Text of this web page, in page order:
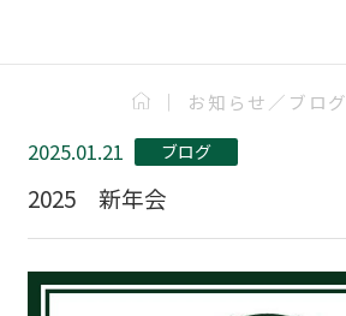
お知らせ／ブログ
2025.01.21 ブログ
2025 新年会